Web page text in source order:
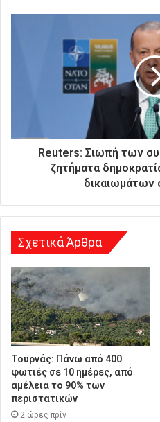
η
Reuters: Σιωπή των
ζητήματα
δικαιωμάτων
Σχετικά Άρθρα
Τουρνάς: Πάνω από 400
φωτιές σε 10 ημέρες, από
αμέλεια το 90% των
περιστατικών
2 ώρες πρίν